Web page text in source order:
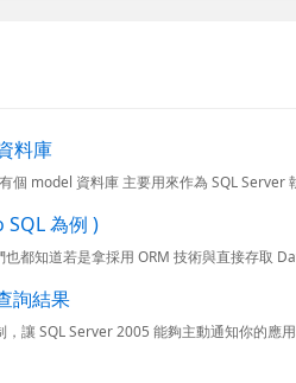
料庫
為例 )
詢結果